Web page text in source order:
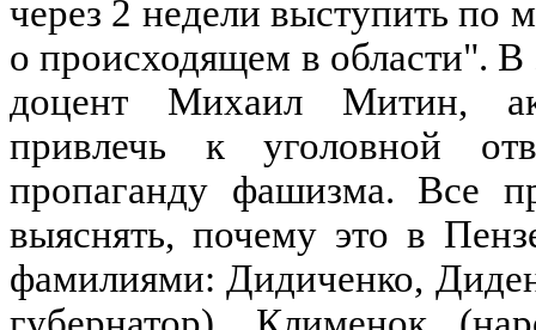
через 2 недели выступить
о происходящем в области".
доцент Михаил Митин,
привлечь к уголовной
пропаганду фашизма. Все
выяснять, почему это в
фамилиями: Дидиченко,